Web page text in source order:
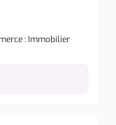
: Immobilier